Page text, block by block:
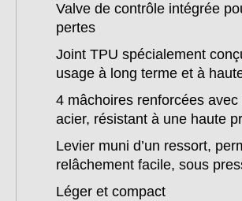
Valve de contrôle intégrée
pertes
Joint TPU spécialement
usage à long terme et à
4 mâchoires renforcées avec
acier, résistant à une haute
Levier muni d’un ressort,
relâchement facile, sous
Léger et compact